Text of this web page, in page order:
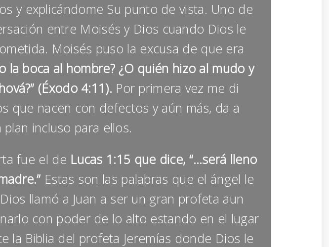
explicándome Su punto de vista. Uno de
entre Moisés y Dios cuando Dios le
Moisés puso la excusa de que era
la boca al hombre? ¿O quién hizo al mudo y
(Éxodo 4:11). Por primera vez me di
que nacen con defectos y aún más, da a
incluso para ellos.
fue el de Lucas 1:15 que dice, “…será lleno
Estas son las palabras que el ángel le
llamó a Juan a ser un gran profeta aun
con poder de lo alto estando en el lugar
la Biblia del profeta Jeremías donde Dios le